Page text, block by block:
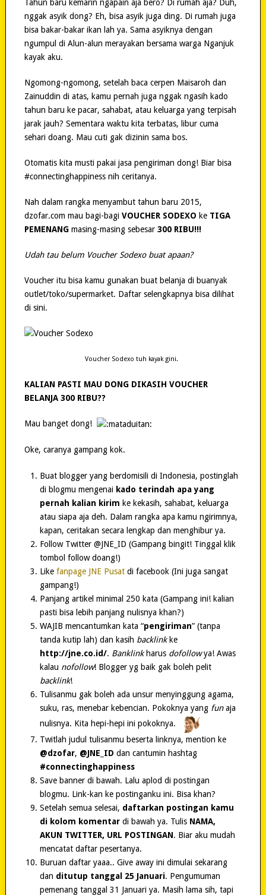
Tahun baru kemarin ngapain aja bero? Di rumah aja? Duh,
nggak asyik dong? Eh, bisa asyik juga ding. Di rumah juga
bisa bakar-bakar ikan lah ya. Sama asyiknya dengan
ngumpul di Alun-alun merayakan bersama warga Nganjuk
kayak aku.
Ngomong-ngomong, setelah baca cerpen Maisaroh dan
Zainuddin di atas, kamu pernah juga nggak ngasih kado
tahun baru ke pacar, sahabat, atau keluarga yang terpisah
jarak jauh? Sementara waktu kita terbatas, libur cuma
sehari doang. Mau cuti gak dizinin sama bos.
Otomatis kita musti pakai jasa pengiriman dong! Biar bisa
#connectinghappiness nih ceritanya.
Nah dalam rangka menyambut tahun baru 2015,
dzofar.com mau bagi-bagi VOUCHER SODEXO ke TIGA
PEMENANGmasing-masing sebesar 300 RIBU!!!
Udah tau belum Voucher Sodexo buat apaan?
Voucher itu bisa kamu gunakan buat belanja di buanyak
outlet/toko/supermarket. Daftar selengkapnya bisa dilihat
di sini.
Voucher Sodexo tuh kayak gini.
KALIAN PASTI MAU DONG DIKASIH VOUCHER
BELANJA 300 RIBU??
Mau banget dong!
Oke, caranya gampang kok.
Buat blogger yang berdomisili di Indonesia, postinglah
di blogmu mengenai kado terindah apa yang
pernah kalian kirim ke kekasih, sahabat, keluarga
atau siapa aja deh. Dalam rangka apa kamu ngirimnya,
kapan, ceritakan secara lengkap dan menghibur ya.
Follow Twitter @JNE_ID (Gampang bingit! Tinggal klik
tombol follow doang!)
Likefanpage JNE Pusat di facebook (Ini juga sangat
gampang!)
Panjang artikel minimal 250 kata (Gampang ini! kalian
pasti bisa lebih panjang nulisnya khan?)
WAJIB mencantumkan kata “pengiriman” (tanpa
tanda kutip lah) dan kasih backlinkke
http://jne.co.id/. Banklinkharus dofollowya! Awas
kalau nofollow! Blogger yg baik gak boleh pelit
backlink!
Tulisanmu gak boleh ada unsur menyinggung agama,
suku, ras, menebar kebencian. Pokoknya yang funaja
nulisnya. Kita hepi-hepi ini pokoknya.
Twitlah judul tulisanmu beserta linknya, mention ke
@dzofar, @JNE_ID dan cantumin hashtag
#connectinghappiness
Save banner di bawah. Lalu aplod di postingan
blogmu. Link-kan ke postinganku ini. Bisa khan?
Setelah semua selesai, daftarkan postingan kamu
di kolom komentar di bawah ya. Tulis NAMA,
AKUN TWITTER, URL POSTINGAN. Biar aku mudah
mencatat daftar pesertanya.
Buruan daftar yaaa.. Give away ini dimulai sekarang
dan ditutup tanggal 25 Januari. Pengumuman
pemenang tanggal 31 Januari ya. Masih lama sih, tapi